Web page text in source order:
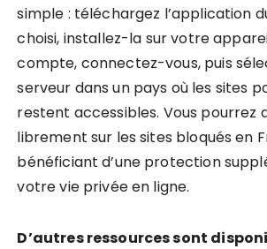
simple : téléchargez l’application
choisi, installez-la sur votre
compte, connectez-vous, puis
serveur dans un pays où les sites
restent accessibles. Vous pourrez
librement sur les sites bloqués en
bénéficiant d’une protection
votre vie privée en ligne.
D’autres ressources sont